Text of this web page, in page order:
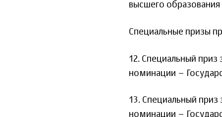
высшего
Специальные призы
12. Специальный приз
номинации –
13. Специальный приз
номинации –